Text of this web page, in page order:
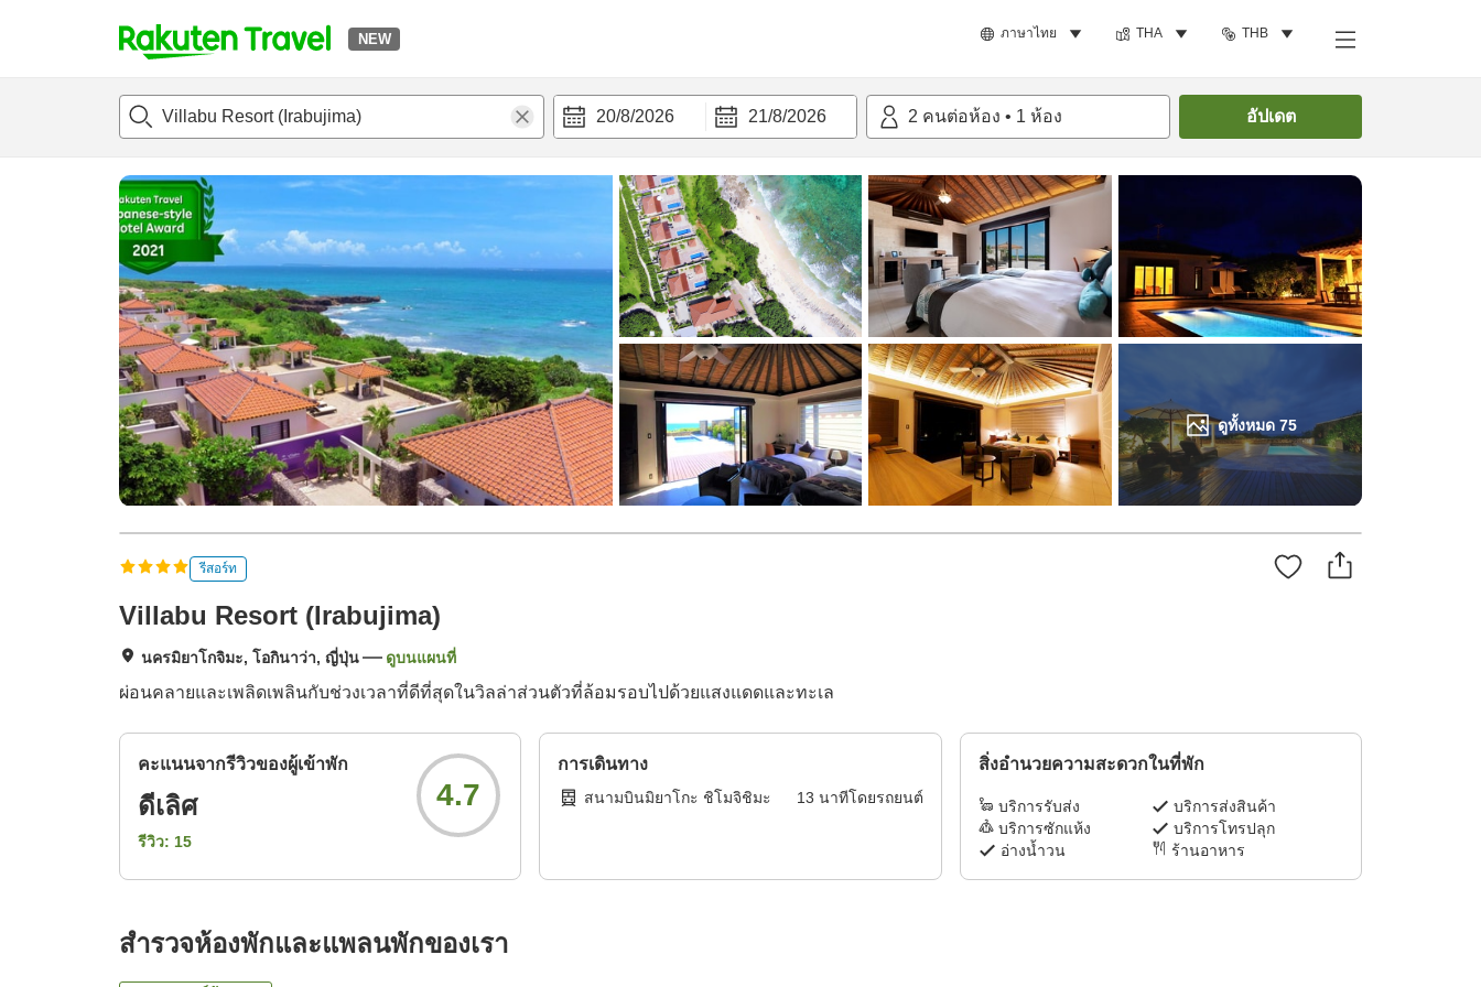
NEW ภาษาไทย THA THB
t
p
a
g
e
s
e
a
r
c
h
20/8/2026 21/8/2026 2 คนต่อห้อง • 1 ห้อง อัปเดต
ดูทั้งหมด 75
แนะนำที่พักห้องพักและแพลนพักรีวิวสิ่่งอำนวยความสะดวก ค้นหาห้องพัก
รีสอร์ท
Villabu Resort (Irabujima)
นครมิยาโกจิมะ, โอกินาว่า, ญี่ปุ่น ดูบนแผนที่
ผ่อนคลายและเพลิดเพลินกับช่วงเวลาที่ดีที่สุดในวิลล่าส่วนตัวที่ล้อมรอบไปด้วยแสงแดดและทะเล
คะแนนจากรีวิวของผู้เข้าพัก
ดีเลิศ
รีวิว: 15
4.7
การเดินทาง
สนามบินมิยาโกะ ชิโมจิชิมะ 13 นาทีโดยรถยนต์
สิ่งอำนวยความสะดวกในที่พัก
บริการรับส่ง
บริการส่งสินค้า
บริการซักแห้ง
บริการโทรปลุก
อ่างน้ำวน
ร้านอาหาร
สำรวจห้องพักและแพลนพักของเรา